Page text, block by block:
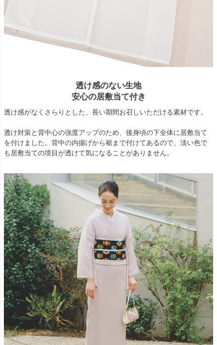
透け感のない生地
安心の居敷当て付き
透け感がなくさらりとした、長い期間お召しいただける素材です。
透け対策と背中心の強度アップのため、後身頃の下全体に居敷当て
を付けました。背中の内揚げから裾まで付けてあるので、淡い色で
も居敷当ての境目が透けて気になることがありません。